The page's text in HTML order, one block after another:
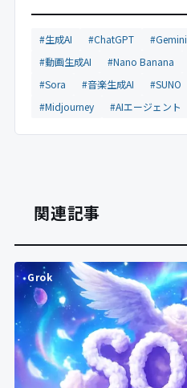
#生成AI #ChatGPT #Gemini
#動画生成AI
#Nano Banana
#Sora
#音楽生成AI #SUNO
#Midjourney
#AIエージェント
関連記事
Grok